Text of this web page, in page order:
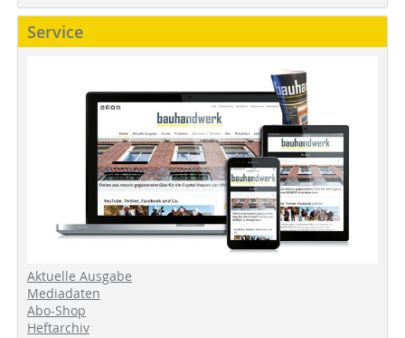
Service
Aktuelle Ausgabe
Mediadaten
Abo-Shop
Heftarchiv